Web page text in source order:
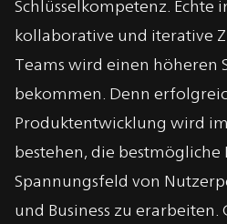
Schlüsselkompetenz. Echte
kollaborative und iterative
Teams wird einen höheren
bekommen. Denn
Produktentwicklung wird
bestehen, die bestmögliche
Spannungsfeld von
und Business zu